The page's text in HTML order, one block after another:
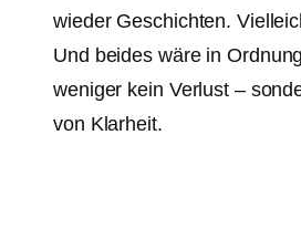
wieder Geschichten.
Und beides wäre in
weniger kein Verlust –
von Klarheit.